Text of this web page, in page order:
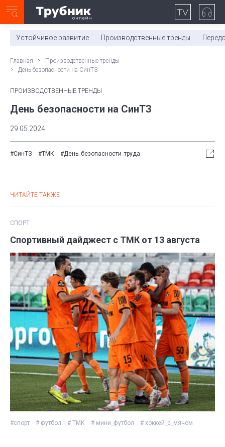
0:00/ 11:03
Устойчивое развитие Производственные тренды
Главная
Производственные тренды
День безопасности на СинТЗ
ПРОИЗВОДСТВЕННЫЕ ТРЕНДЫ
День безопасности на СинТЗ
29.05.2024
#СинТЗ #ТМК #День_безопасности_труда
ЧИТАЙТЕ ТАКЖЕ
СПОРТ
Спортивный дайджест с ТМК от 13 августа
#спорт # футбол # ТМК # мини_футбол # хоккей_с_мячом